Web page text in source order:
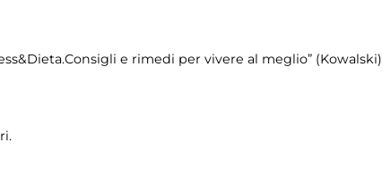
e rimedi per vivere al meglio” (Kowalski)